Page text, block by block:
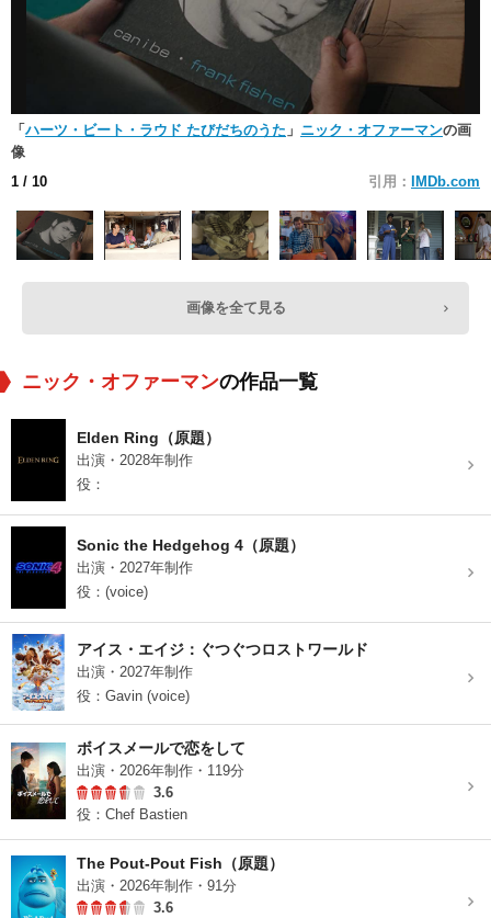
「 ハーツ・ビート・ラウド たびだちのうた 」 ニック・オファーマンの画
像
1 / 10 引用： IMDb.com
画像を全て見る
ニック・オファーマンの作品一覧
Elden Ring（原題）
出演・2028年制作
役：
Sonic the Hedgehog 4（原題）
出演・2027年制作
役：(voice)
アイス・エイジ：ぐつぐつロストワールド
出演・2027年制作
役：Gavin (voice)
ボイスメールで恋をして
出演・2026年制作・119分
3.6
役：Chef Bastien
The Pout-Pout Fish（原題）
出演・2026年制作・91分
3.6